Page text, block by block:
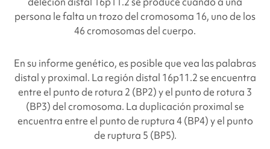
persona le falta un trozo del cromosoma 16, uno de los
46 cromosomas del cuerpo.
En su informe genético, es posible que vea las palabras
distal y proximal. La región distal 16p11.2 se encuentra
entre el punto de rotura 2 (BP2) y el punto de rotura 3
(BP3) del cromosoma. La duplicación proximal se
encuentra entre el punto de ruptura 4 (BP4) y el punto
de ruptura 5 (BP5).